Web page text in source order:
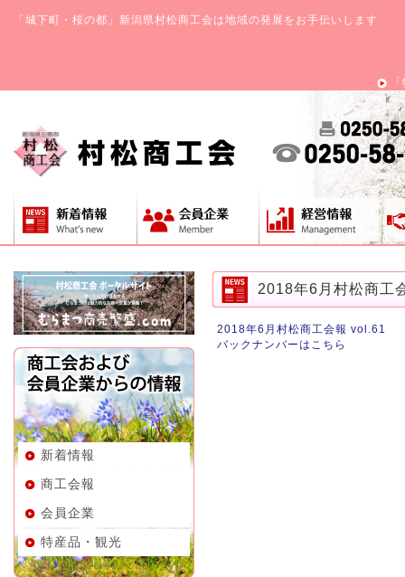
「城下町・桜の都」新潟県村松商工会は地域の発展をお手伝いします
新着情報
商工会報
会員企業
特産品・観光
2018年6月村松商工
2018年6月村松商工会報 vol.61
バックナンバーはこちら